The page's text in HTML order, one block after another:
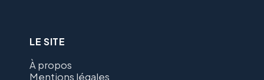
LE SITE
À propos
Mentions légales